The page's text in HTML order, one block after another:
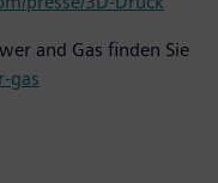
and Gas finden Sie
gas